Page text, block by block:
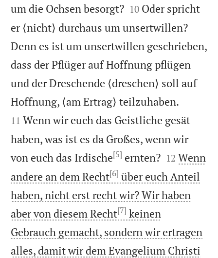
um die Ochsen besorgt?
10 Oder spricht
er ⟨nicht⟩ durchaus um unsertwillen?
Denn es ist um unsertwillen geschrieben,
dass der Pflüger auf Hoffnung pflügen
und der Dreschende ⟨dreschen⟩ soll auf
Hoffnung, ⟨am Ertrag⟩ teilzuhaben.
11 Wenn wir euch das Geistliche gesät
haben, was ist es da Großes, wenn wir
von euch das Irdische[5] ernten?
12 Wenn
andere an dem Recht[6] über euch Anteil
haben, nicht erst recht wir? Wir haben
aber von diesem Recht[7] keinen
Gebrauch gemacht, sondern wir ertragen
alles, damit wir dem Evangelium Christi